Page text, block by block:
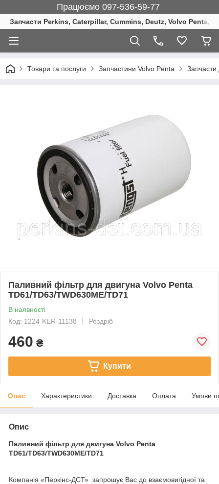
Працюємо 097-536-59-77
Запчасти Perkins, Caterpillar, Cummins, Deutz, Volvo Penta,
Товари та послуги Запчастини Volvo Penta
Паливний фільтр для двигуна Volvo Penta
TD61/TD63/TWD630ME/TD71
В наявності
Код: 1224-KER-11138
Роздріб
460 ₴
Купити
Опис Характеристики Доставка Оплата Умови
Опис
Паливний фільтр для двигуна Volvo Penta
TD61/TD63/TWD630ME/TD71
Компанія «Перкінс-ДСТ» запрошує Вас до взаємовигідної та